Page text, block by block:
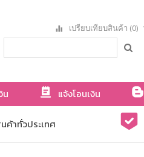
เปรียบเทียบสินค้า (0)
น แจ้งโอนเงิน
ค้าทั่วประเทศ